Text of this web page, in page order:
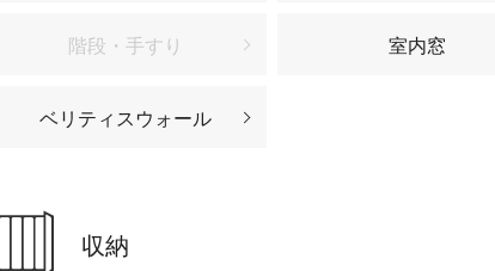
階段・手すり 室内窓
ベリティスウォール
収納